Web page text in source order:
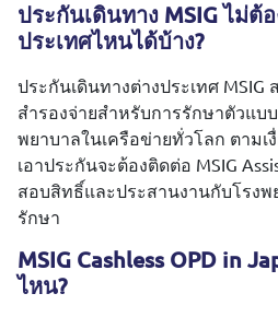
ประกันเดินทาง MSIG ไม่ต้
ประเทศไหนได้บ้าง?
ประกันเดินทางต่างประเทศ MSIG
สำรองจ่ายสำหรับการรักษาตัวแบ
พยาบาลในเครือข่ายทั่วโลก ตาม
เอาประกันจะต้องติดต่อ MSIG
สอบสิทธิ์และประสานงานกับโรงพ
รักษา
MSIG Cashless OPD in
ไหน?